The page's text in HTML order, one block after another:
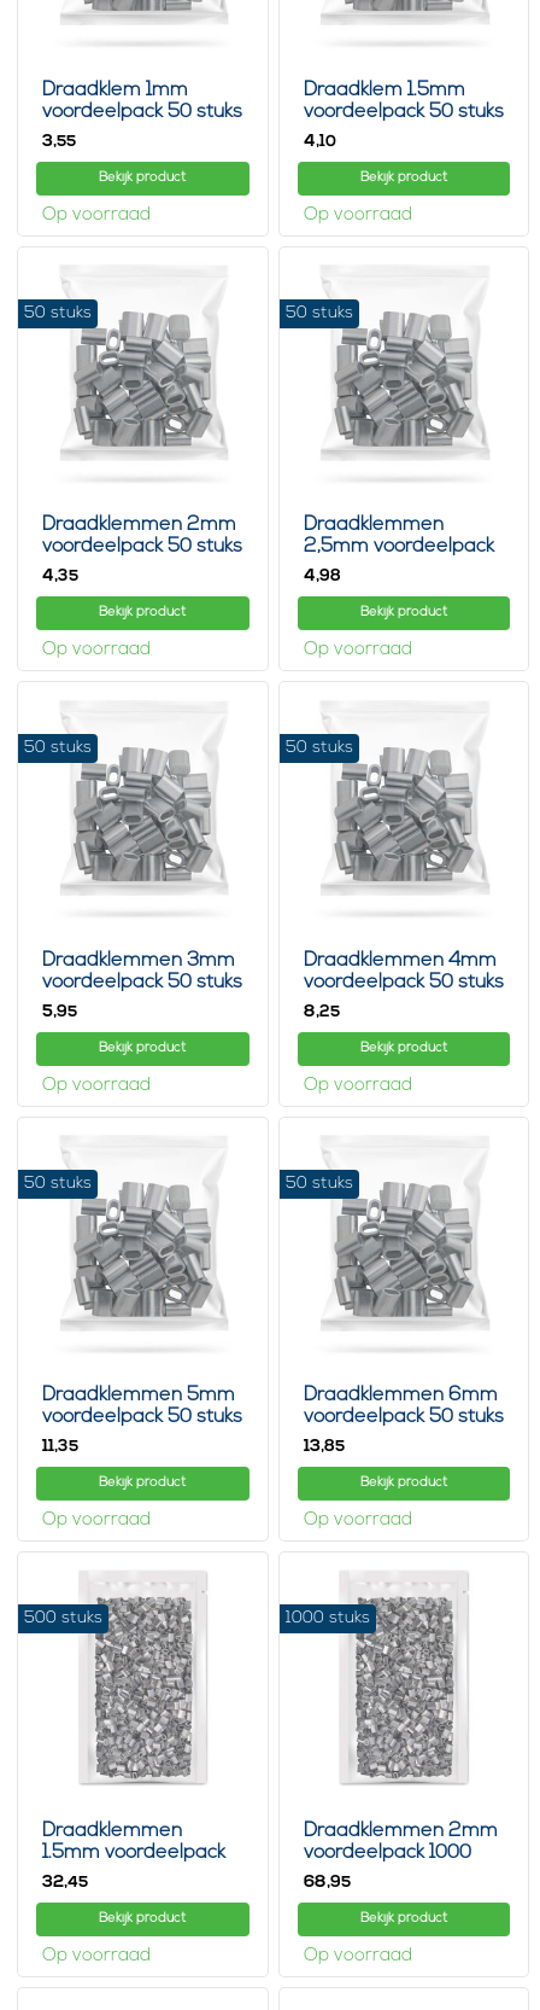
Draadklem 1mm
voordeelpack 50 stuks
3,55
Bekijk product
Op voorraad
Draadklem 1.5mm
voordeelpack 50 stuks
4,10
Bekijk product
Op voorraad
Draadklemmen 2mm
voordeelpack 50 stuks
4,35
Bekijk product
Op voorraad
50 stuks
Draadklemmen
2,5mm voordeelpack
50 stuks
4,98
Bekijk product
Op voorraad
50 stuks
Draadklemmen 3mm
voordeelpack 50 stuks
5,95
Bekijk product
Op voorraad
50 stuks
Draadklemmen 4mm
voordeelpack 50 stuks
8,25
Bekijk product
Op voorraad
50 stuks
Draadklemmen 5mm
voordeelpack 50 stuks
11,35
Bekijk product
Op voorraad
50 stuks
Draadklemmen 6mm
voordeelpack 50 stuks
13,85
Bekijk product
Op voorraad
50 stuks
Draadklemmen
1.5mm voordeelpack
500 stuks
32,45
Bekijk product
Op voorraad
500 stuks
Draadklemmen 2mm
voordeelpack 1000
stuks
68,95
Bekijk product
Op voorraad
1000 stuks